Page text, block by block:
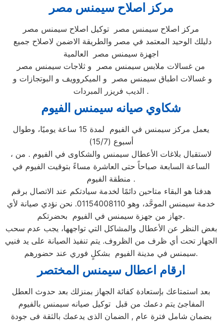
مركز اصلاح سيمنس مصر
مركز اصلاح سيمنس مصر توكيل اصلاح سيمنس مصر
اجهزة سيمنس مصر العالمية
من غسالات ملابس سيمنس مصر و ثلاجات سيمنس مصر
الديب فريزر المبردات .
شكاوي صيانه سيمنس الفيوم
يعمل مركز سيمنس في الفيوم لمدة 15 ساعة يوميًا، وطوال
أسبوع (15/7)
، لاستقبال بلاغات الأعطال سيمنس والشكاوى في الفيوم . من
الساعة السابعة صباحاً حتى العاشرة مساءً بتوقيت الفيوم في
منطقة الفيوم .
هدفنا هو البقاء متاحين دائمًا لخدمة سيادتكم عند الاتصال برقم
خدمة سيمنس الموحَّد، وهو 01154008110. نحن نؤدي صيانة لأي
جهاز من جهزة سيمنس في الفيوم بحضرتكم.
بغض النظر عن الأعطال والمشاكل التي تواجهها، يجب عدم سحب
الجهاز تحت أي ظرف من الظروف. يتم تنفيذ الصيانة على يد فنيي
سيمنس في مدينة الفيوم بشكلٍ فوري عند حضورهم.
ارقام اعطال سيمنس المختصر
بعد استمتاعك بإستعادة كفائة الجهاز بمنزلك بعد حدوث العطل
المفاجئ يتم دعمك من قبل توكيل صيانه سيمنس بالفيوم
بضمان شامل فترة عام , الضمان الذى يدعمك بالثقة فى جودة